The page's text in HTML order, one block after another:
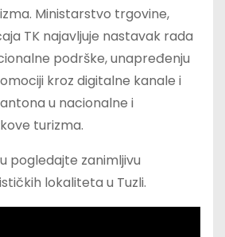
Ministarstvo trgovine,
TK najavljuje nastavak rada
podrške, unapređenju
kroz digitalne kanale i
u nacionalne i
turizma.
pogledajte zanimljivu
lokaliteta u Tuzli.